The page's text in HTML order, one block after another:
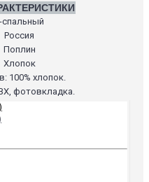
спальный
Россия
Поплин
Хлопок
100% хлопок.
фотовкладка.